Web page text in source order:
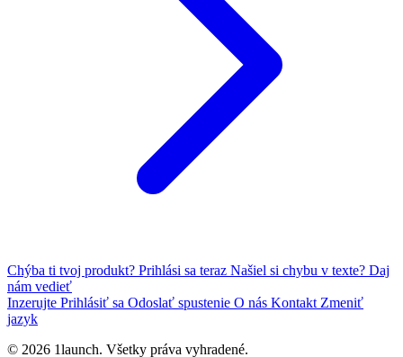
Chýba ti tvoj produkt? Prihlási sa teraz Našiel si chybu v texte? Daj
nám vedieť
Inzerujte Prihlásiť sa Odoslať spustenie O nás Kontakt Zmeniť
jazyk
© 2026 1launch. Všetky práva vyhradené.